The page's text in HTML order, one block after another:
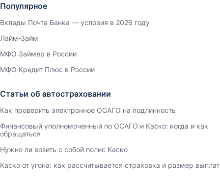
Популярное
Вклады Почта Банка — условия в 2026 году
Лайм-Займ
МФО Займер в России
МФО Кредит Плюс в России
Статьи об автостраховании
Как проверить электронное ОСАГО на подлинность
Финансовый уполномоченный по ОСАГО и Каско: когда и как
обращаться
Нужно ли возить с собой полис Каско
Каско от угона: как рассчитывается страховка и размер выплат